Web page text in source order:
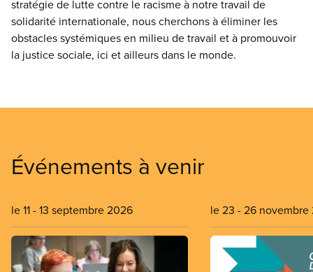
stratégie de lutte contre le racisme à notre travail de
solidarité internationale, nous cherchons à éliminer les
obstacles systémiques en milieu de travail et à promouvoir
la justice sociale, ici et ailleurs dans le monde.
Événements à venir
le 11-13 septembre 2026 le 23 -26 novembre